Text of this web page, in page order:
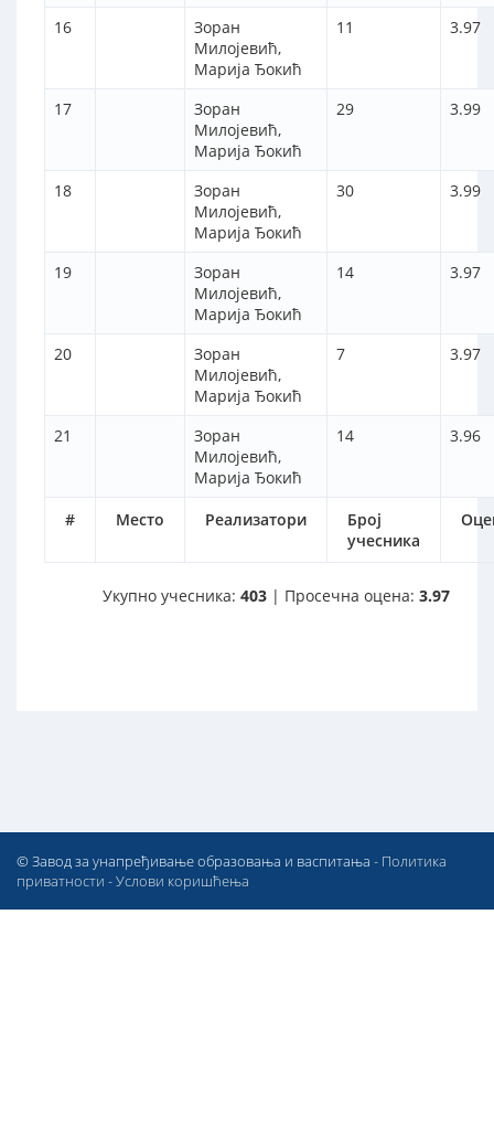
# Место Реализатори
Број
учесника
16
Зоран
Милојевић,
Марија Ђокић
11 3.97
17
Зоран
Милојевић,
Марија Ђокић
29 3.99
18
Зоран
Милојевић,
Марија Ђокић
30 3.99
19
Зоран
Милојевић,
Марија Ђокић
14 3.97
20
Зоран
Милојевић,
Марија Ђокић
7 3.97
21
Зоран
Милојевић,
Марија Ђокић
14 3.96
Укупно учесника: 403 | Просечна оцена: 3.97
© Завод за унапређивање образовања и васпитања - Политика
приватности -Услови коришћења